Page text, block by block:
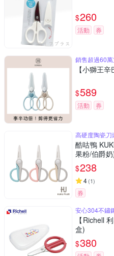
$260
活動 券
銷售超過60
【小獅王
$589
活動 券
高硬度陶瓷刀
酷咕鴨
果粉/伯爵
$238
4(1)
券
安心304不鏽
【Richell
盒)
$380